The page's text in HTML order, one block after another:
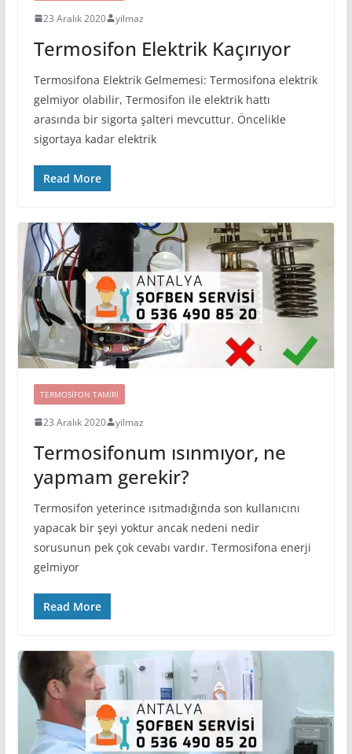
23 Aralık 2020 yilmaz
Termosifon Elektrik Kaçırıyor
Termosifona Elektrik Gelmemesi: Termosifona elektrik
gelmiyor olabilir, Termosifon ile elektrik hattı
arasında bir sigorta şalteri mevcuttur. Öncelikle
sigortaya kadar elektrik
Read More
TERMOSIFON TAMIRI
23 Aralık 2020 yilmaz
Termosifonum ısınmıyor, ne
yapmam gerekir?
Termosifon yeterince ısıtmadığında son kullanıcını
yapacak bir şeyi yoktur ancak nedeni nedir
sorusunun pek çok cevabı vardır. Termosifona enerji
gelmiyor
Read More